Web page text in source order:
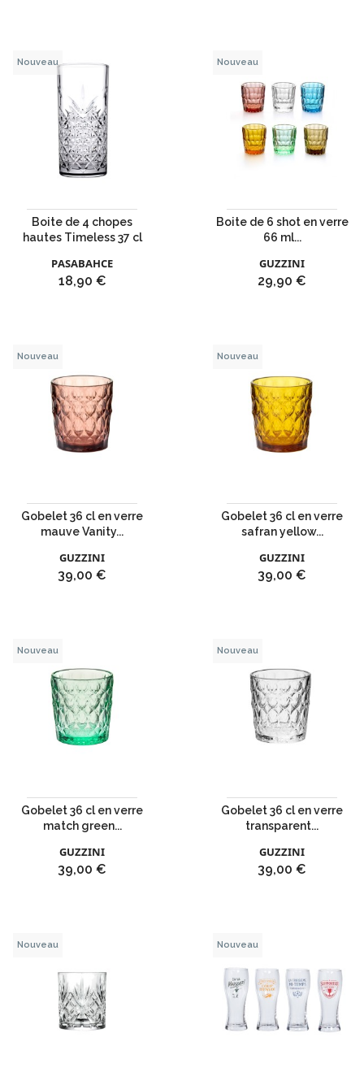
Boite de 4 chopes
hautes Timeless 37 cl
PASABAHCE
Prix
18,90 €
Nouveau
Boite de 6 shot en verre
66 ml...
GUZZINI
Prix
29,90 €
Nouveau
Gobelet 36 cl en verre
mauve Vanity...
GUZZINI
Prix
39,00 €
Nouveau
Gobelet 36 cl en verre
safran yellow...
GUZZINI
Prix
39,00 €
Nouveau
Gobelet 36 cl en verre
match green...
GUZZINI
Prix
39,00 €
Nouveau
Gobelet 36 cl en verre
transparent...
GUZZINI
Prix
39,00 €
Nouveau
Nouveau Nouveau